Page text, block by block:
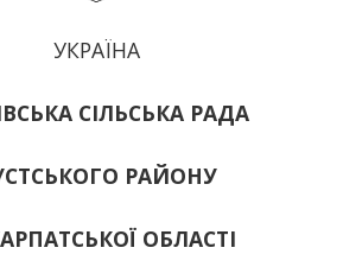
УКРАЇНА
СІЛЬСЬКА РАДА
РАЙОНУ
ОБЛАСТІ